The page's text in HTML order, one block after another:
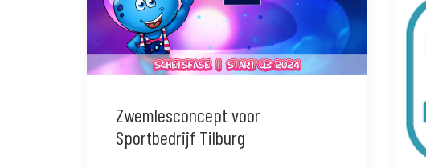
Zwemlesconcept voor
Sportbedrijf Tilburg